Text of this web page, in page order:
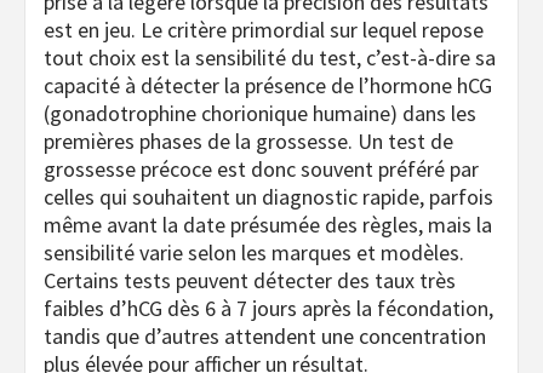
est en jeu. Le critère primordial sur lequel repose
tout choix est la sensibilité du test, c’est-à-dire sa
capacité à détecter la présence de l’hormone hCG
(gonadotrophine chorionique humaine) dans les
premières phases de la grossesse. Un test de
grossesse précoce est donc souvent préféré par
celles qui souhaitent un diagnostic rapide, parfois
même avant la date présumée des règles, mais la
sensibilité varie selon les marques et modèles.
Certains tests peuvent détecter des taux très
faibles d’hCG dès 6 à 7 jours après la fécondation,
tandis que d’autres attendent une concentration
plus élevée pour afficher un résultat.